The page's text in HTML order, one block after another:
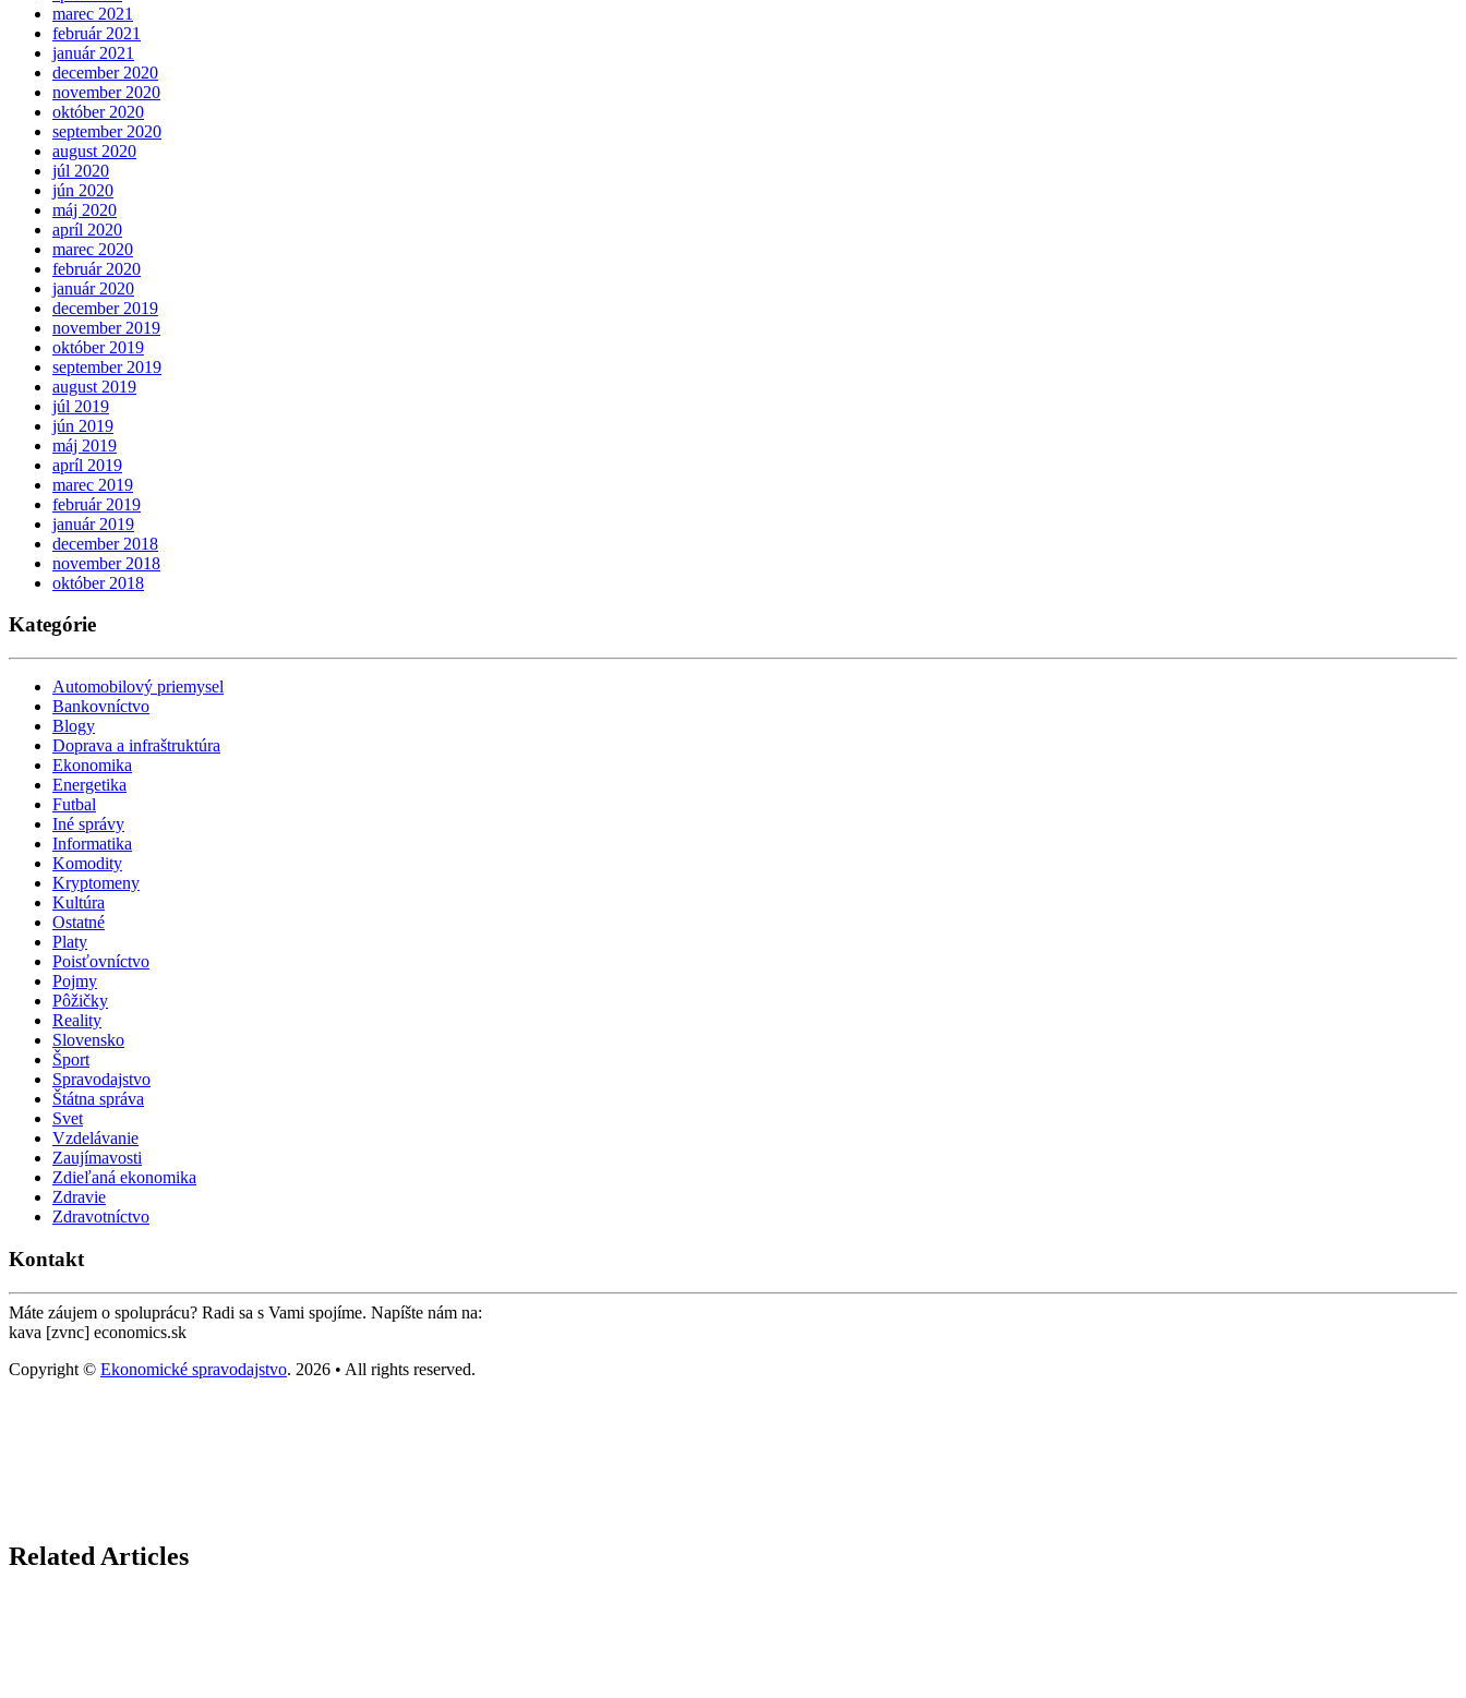
marec 2021
február 2021
január 2021
december 2020
november 2020
október 2020
september 2020
august 2020
júl 2020
jún 2020
máj 2020
apríl 2020
marec 2020
február 2020
január 2020
december 2019
november 2019
október 2019
september 2019
august 2019
júl 2019
jún 2019
máj 2019
apríl 2019
marec 2019
február 2019
január 2019
december 2018
november 2018
október 2018
Kategórie
Automobilový priemysel
Bankovníctvo
Blogy
Doprava a infraštruktúra
Ekonomika
Energetika
Futbal
Iné správy
Informatika
Komodity
Kryptomeny
Kultúra
Ostatné
Platy
Poisťovníctvo
Pojmy
Pôžičky
Reality
Slovensko
Šport
Spravodajstvo
Štátna správa
Svet
Vzdelávanie
Zaujímavosti
Zdieľaná ekonomika
Zdravie
Zdravotníctvo
Kontakt
Máte záujem o spoluprácu? Radi sa s Vami spojíme. Napíšte nám na:
kava [zvnc] economics.sk
Copyright © Ekonomické spravodajstvo. 2026 • All rights reserved.
Related Articles